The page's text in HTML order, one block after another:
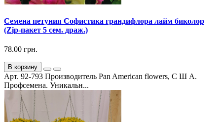
Семена петуния Софистика грандифлора лайм биколор
(Zip-пакет 5 сем. драж.)
78.00 грн.
В корзину
Арт. 92-793 Производитель Pan American flowers, С Ш А.
Профсемена. Уникальн...